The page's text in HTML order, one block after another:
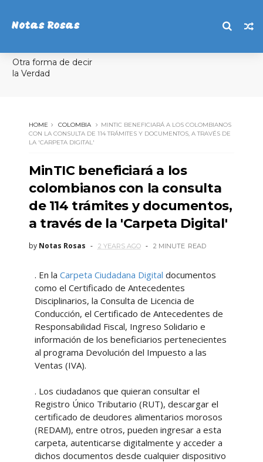
Notas Rosas
Otra forma de decir
la Verdad
HOME COLOMBIA
MINTIC BENEFICIARÁ A LOS COLOMBIANOS
CON LA CONSULTA DE 114 TRÁMITES Y DOCUMENTOS, A TRAVÉS DE
LA 'CARPETA DIGITAL'
MinTIC beneficiará a los
colombianos con la consulta
de 114 trámites y documentos,
a través de la 'Carpeta Digital'
by Notas Rosas 2 YEARS AGO 2 MINUTE READ
. En la Carpeta Ciudadana Digital documentos
como el Certificado de Antecedentes
Disciplinarios, la Consulta de Licencia de
Conducción, el Certificado de Antecedentes de
Responsabilidad Fiscal, Ingreso Solidario e
información de los beneficiarios pertenecientes
al programa Devolución del Impuesto a las
Ventas (IVA).
. Los ciudadanos que quieran consultar el
Registro Único Tributario (RUT), descargar el
certificado de deudores alimentarios morosos
(REDAM), entre otros, pueden ingresar a esta
carpeta, autenticarse digitalmente y acceder a
dichos documentos desde cualquier dispositivo